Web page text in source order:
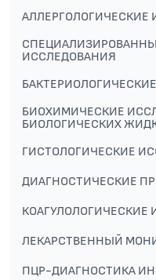
АЛЛЕРГОЛОГИЧЕСКИЕ
ИССЛЕДОВАНИЯ
БИОХИМИЧЕСКИЕ
БИОЛОГИЧЕСКИХ
ГИСТОЛОГИЧЕСКИЕ
ДИАГНОСТИЧЕСКИЕ
КОАГУЛОЛОГИЧЕСКИЕ
ЛЕКАРСТВЕННЫЙ
ПЦР-ДИАГНОСТИКА